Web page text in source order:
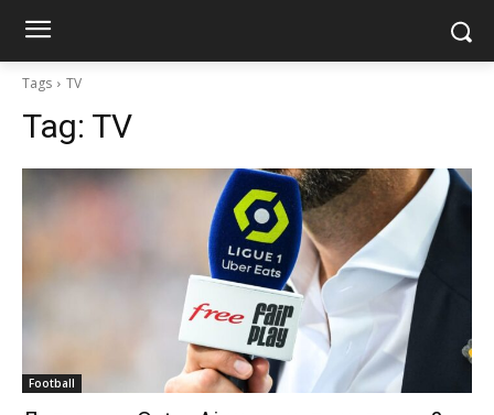
Tags TV
Tag: TV
Football